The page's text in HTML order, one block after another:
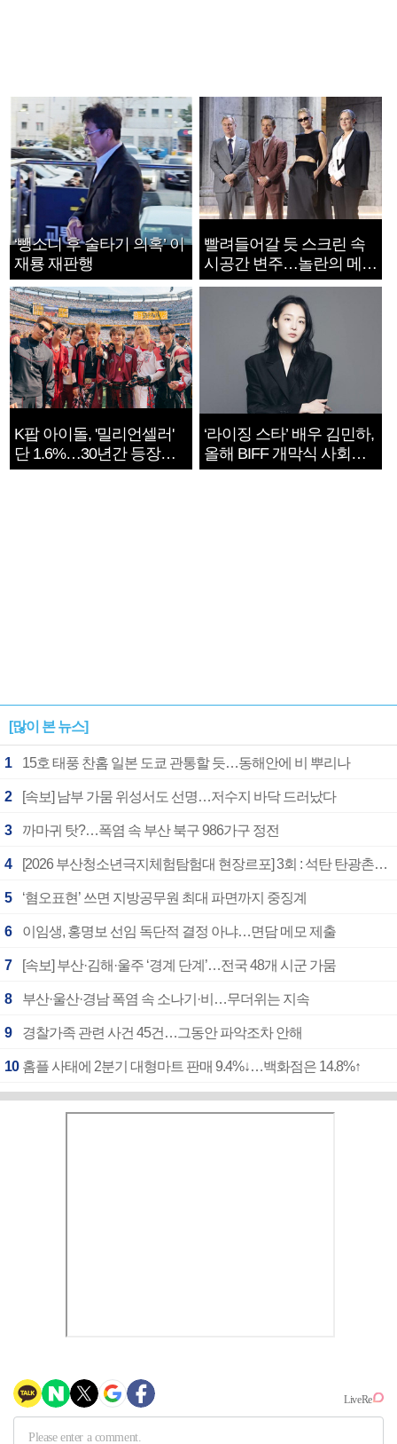
‘뺑소니 후 술타기 의혹’ 이
재룡 재판행
빨려들어갈 듯 스크린 속
시공간 변주…놀란의 메시
지는 ‘전쟁 속죄’
K팝 아이돌, '밀리언셀러'
단 1.6%…30년간 등장
1182개팀 전수조사
‘라이징 스타’ 배우 김민하,
올해 BIFF 개막식 사회자
확정
[많이 본 뉴스]
1 15호 태풍 찬홈 일본 도쿄 관통할 듯…동해안에 비 뿌리나
2 [속보] 남부 가뭄 위성서도 선명…저수지 바닥 드러났다
3 까마귀 탓?…폭염 속 부산 북구 986가구 정전
4 [2026 부산청소년극지체험탐험대 현장르포] 3회 : 석탄 탄광촌에서 북극 연구의 중심지로
5 ‘혐오표현’ 쓰면 지방공무원 최대 파면까지 중징계
6 이임생, 홍명보 선임 독단적 결정 아냐…면담 메모 제출
7 [속보] 부산·김해·울주 ‘경계 단계’…전국 48개 시군 가뭄
8 부산·울산·경남 폭염 속 소나기·비…무더위는 지속
9 경찰가족 관련 사건 45건…그동안 파악조차 안해
10 홈플 사태에 2분기 대형마트 판매 9.4%↓…백화점은 14.8%↑